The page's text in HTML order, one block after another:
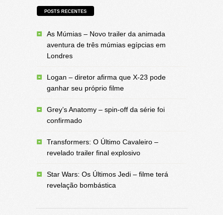
POSTS RECENTES
As Múmias – Novo trailer da animada
aventura de três múmias egípcias em
Londres
Logan – diretor afirma que X-23 pode
ganhar seu próprio filme
Grey’s Anatomy – spin-off da série foi
confirmado
Transformers: O Último Cavaleiro –
revelado trailer final explosivo
Star Wars: Os Últimos Jedi – filme terá
revelação bombástica